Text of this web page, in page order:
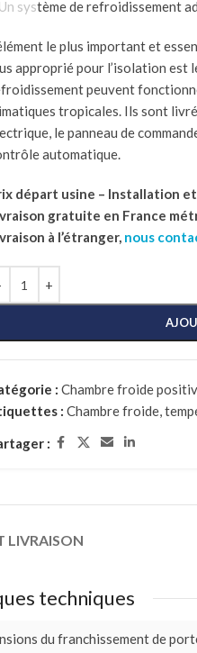
système de refroidissement
le plus important et
approprié pour l’isolation est
peuvent
tropicales. Ils sont
le panneau de
automatique.
départ usine – Installation
gratuite en France
à l’étranger, nous
: Chambre froide
: Chambre froide,
:
LIVRAISON
techniques
du franchissement de